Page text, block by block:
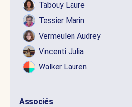
Tabouy Laure
Tessier Marin
Vermeulen Audrey
Vincenti Julia
Walker Lauren
Associés